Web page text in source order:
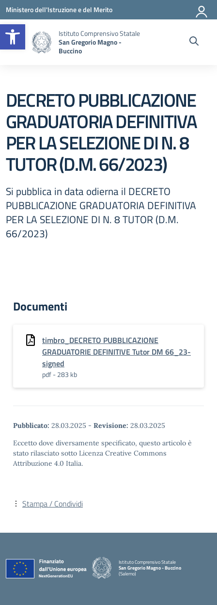
Apri la barra degli strumenti
Vai ai contenuti
Vai al menu di navigazione
Vai al footer
Ministero dell'Istruzione e del Merito
Istituto Comprensivo Statale
San Gregorio Magno -
Buccino
DECRETO PUBBLICAZIONE
GRADUATORIA DEFINITIVA
PER LA SELEZIONE DI N. 8
TUTOR (D.M. 66/2023)
Si pubblica in data odierna il DECRETO
PUBBLICAZIONE GRADUATORIA DEFINITIVA
PER LA SELEZIONE DI N. 8 TUTOR (D.M.
66/2023)
Documenti
timbro_DECRETO PUBBLICAZIONE
GRADUATORIE DEFINITIVE Tutor DM 66_23-
signed
pdf - 283 kb
Pubblicato: 28.03.2025 - Revisione: 28.03.2025
Eccetto dove diversamente specificato, questo articolo è
stato rilasciato sotto Licenza Creative Commons
Attribuzione 4.0 Italia.
Stampa / Condividi
Istituto Comprensivo Statale
San Gregorio Magno - Buccino
(Salerno)